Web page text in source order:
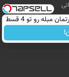
All Content by Mehr
اجاره‌ قسطی ویلا! از کلبه تا آپارتمان مبله رو تو 4 قسط